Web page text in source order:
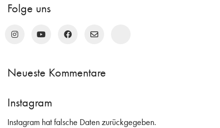
Folge uns
Neueste Kommentare
Instagram
Instagram hat falsche Daten zurückgegeben.